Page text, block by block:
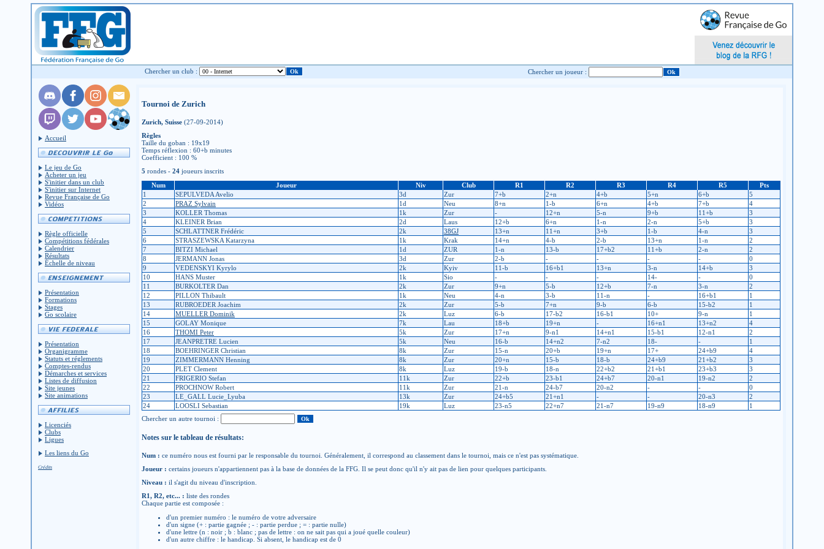
Chercher un club : Chercher un joueur :
Accueil
Le jeu de Go
Acheter un jeu
S'initier dans un club
S'initier sur Internet
Revue Française de Go
Vidéos
Règle officielle
Compétitions fédérales
Calendrier
Résultats
Échelle de niveau
Présentation
Formations
Stages
Go scolaire
Présentation
Organigramme
Statuts et réglements
Comptes-rendus
Démarches et services
Listes de diffusion
Site jeunes
Site animations
Licenciés
Clubs
Ligues
Les liens du Go
Crédits
Tournoi de Zurich
Zurich, Suisse (27-09-2014)
Règles
Taille du goban : 19x19
Temps réflexion : 60+b minutes
Coefficient : 100 %
5 rondes - 24 joueurs inscrits
Num
Joueur Niv Club R1 R2 R3 R4 R5
Pts
1
SEPULVEDA Avelio 3d Zur 7+b 2+n 4+b 5+n 6+b
5
2
PRAZ Sylvain 1d Neu 8+n 1-b 6+n 4+b 7+b
4
3
KOLLER Thomas 1k Zur - 12+n 5-n 9+b 11+b
3
4
KLEINER Brian 2d Laus 12+b 6+n 1-n 2-n 5+b
3
5
SCHLATTNER Frédéric 2k 38GJ 13+n 11+n 3+b 1-b 4-n
3
6
STRASZEWSKA Katarzyna 1k Krak 14+n 4-b 2-b 13+n 1-n
2
7
BITZI Michael 1d ZUR 1-n 13-b 17+b2 11+b 2-n
2
8
JERMANN Jonas 3d Zur 2-b - - - -
0
9
VEDENSKYI Kyrylo 2k Kyiv 11-b 16+b1 13+n 3-n 14+b
3
10
HANS Muster 1k Sio - - - 14- -
0
11
BURKOLTER Dan 2k Zur 9+n 5-b 12+b 7-n 3-n
2
12
PILLON Thibault 1k Neu 4-n 3-b 11-n - 16+b1
1
13
RUBROEDER Joachim 2k Zur 5-b 7+n 9-b 6-b 15-b2
1
14
MUELLER Dominik 2k Luz 6-b 17-b2 16-b1 10+ 9-n
1
15
GOLAY Monique 7k Lau 18+b 19+n - 16+n1 13+n2
4
16
THOMI Peter 5k Zur 17+n 9-n1 14+n1 15-b1 12-n1
2
17
JEANPRETRE Lucien 5k Neu 16-b 14+n2 7-n2 18- -
1
18
BOEHRINGER Christian 8k Zur 15-n 20+b 19+n 17+ 24+b9
4
19
ZIMMERMANN Henning 8k Zur 20+n 15-b 18-b 24+b9 21+b2
3
20
PLET Clement 8k Luz 19-b 18-n 22+b2 21+b1 23+b3
3
21
FRIGERIO Stefan 11k Zur 22+b 23-b1 24+b7 20-n1 19-n2
2
22
PROCHNOW Robert 11k Zur 21-n 24-b7 20-n2 - -
0
23
LE_GALL Lucie_Lyuba 13k Zur 24+b5 21+n1 - - 20-n3
2
24
LOOSLI Sebastian 19k Luz 23-n5 22+n7 21-n7 19-n9 18-n9
1
Chercher un autre tournoi :
Notes sur le tableau de résultats:
Num : ce numéro nous est fourni par le responsable du tournoi. Généralement, il correspond au classement dans le tournoi, mais ce n'est pas systématique.
Joueur : certains joueurs n'appartiennent pas à la base de données de la FFG. Il se peut donc qu'il n'y ait pas de lien pour quelques participants.
Niveau : il s'agit du niveau d'inscription.
R1, R2, etc... : liste des rondes
Chaque partie est composée :
d'un premier numéro : le numéro de votre adversaire
d'un signe (+ : partie gagnée ; - : partie perdue ; = : partie nulle)
d'une lettre (n : noir ; b : blanc ; pas de lettre : on ne sait pas qui a joué quelle couleur)
d'un autre chiffre : le handicap. Si absent, le handicap est de 0